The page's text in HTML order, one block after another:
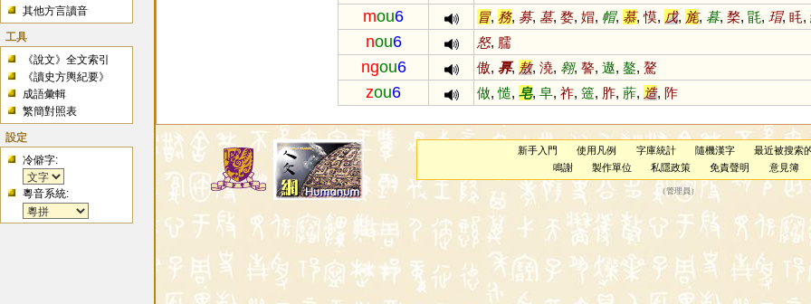
其他方言讀音
工具
《說文》全文索引
《讀史方輿紀要》
成語彙輯
繁簡對照表
設定
冷僻字:
粵音系統:
mou6 冒, 務, 募, 墓, 婺, 媢, 帽, 慕,慔, 戊, 旄, 暮, 楘, 毷, 瑁, 眊,
nou6 怒, 臑
ngou6 傲, 奡, 敖, 澆, 翱, 謷, 遨, 鏊, 驁
zou6 做,慥, 皂, 皁, 祚, 簉, 胙, 葄, 造, 阼
新手入門 使用凡例 字庫統計 隨機漢字
最近被搜索
鳴謝
製作單位 私隱政策 免責聲明 意見簿
（管理員 ）